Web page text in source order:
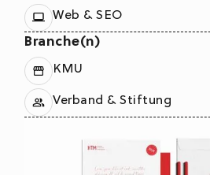
Web & SEO
Branche(n)
KMU
Verband & Stiftung